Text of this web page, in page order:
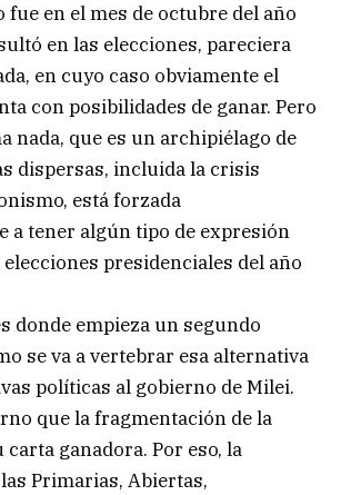
fue en el mes de octubre del año
en las elecciones, pareciera
en cuyo caso obviamente el
con posibilidades de ganar. Pero
nada, que es un archipiélago de
dispersas, incluida la crisis
está forzada
a tener algún tipo de expresión
presidenciales del año
donde empieza un segundo
se va a vertebrar esa alternativa
políticas al gobierno de Milei.
que la fragmentación de la
ganadora. Por eso, la
Primarias, Abiertas,